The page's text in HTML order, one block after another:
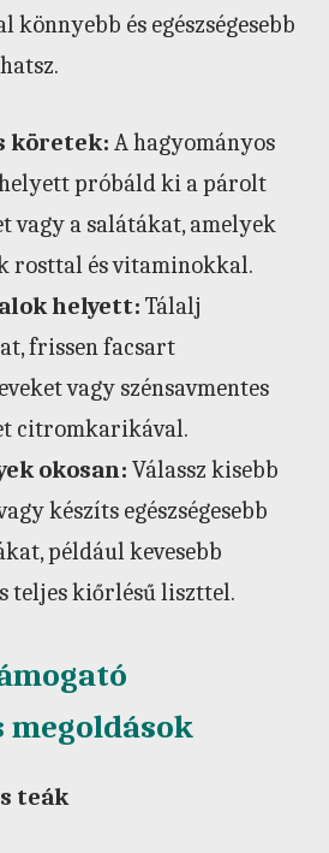
könnyebb és egészségesebb
köretek: A hagyományos
próbáld ki a párolt
vagy a salátákat, amelyek
rosttal és vitaminokkal.
helyett: Tálalj
frissen facsart
vagy szénsavmentes
citromkarikával.
okosan: Válassz kisebb
készíts egészségesebb
például kevesebb
teljes kiőrlésű liszttel.
megoldások
teák